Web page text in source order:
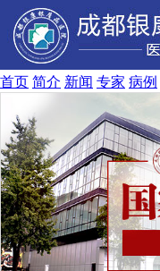
首页 简介 新闻 专家 病例